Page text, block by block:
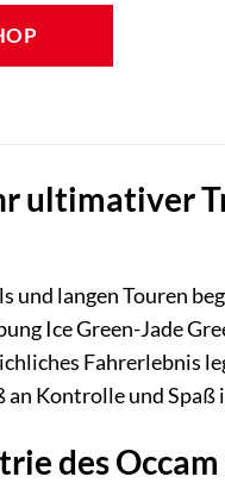
€
ultimativer
und langen Touren
Ice Green-Jade
Fahrerlebnis
Kontrolle und Spaß
des